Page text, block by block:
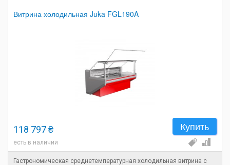
Витрина холодильная Juka FGL190A
Купить
118 797 ₴
есть в наличии
Гастрономическая среднетемпературная холодильная витрина с